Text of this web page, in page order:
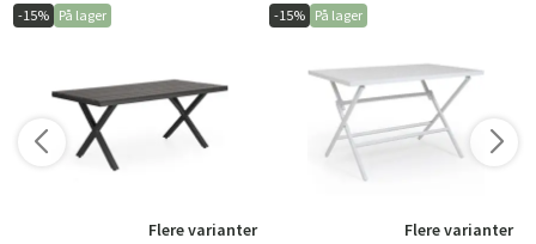
-15% På lager
Flere varianter
-15% På lager
Flere varianter